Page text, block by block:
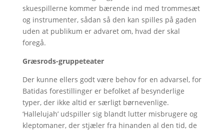
skuespillerne kommer bærende ind med trommesæt
og instrumenter, sådan så den kan spilles på gaden
uden at publikum er advaret om, hvad der skal
foregå.
Græsrods-gruppeteater
Der kunne ellers godt være behov for en advarsel, for
Batidas forestillinger er befolket af besynderlige
typer, der ikke altid er særligt børnevenlige.
‘Hallelujah’ udspiller sig blandt lutter misbrugere og
kleptomaner, der stjæler fra hinanden al den tid, de